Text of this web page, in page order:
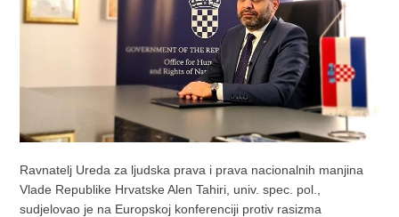
Ravnatelj Ureda za ljudska prava i prava nacionalnih manjina
Vlade Republike Hrvatske Alen Tahiri, univ. spec. pol.,
sudjelovao je na Europskoj konferenciji protiv rasizma